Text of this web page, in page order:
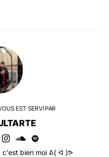
EST SERVI PAR
c'est bien moi ᕕ( ᐛ )ᕗ